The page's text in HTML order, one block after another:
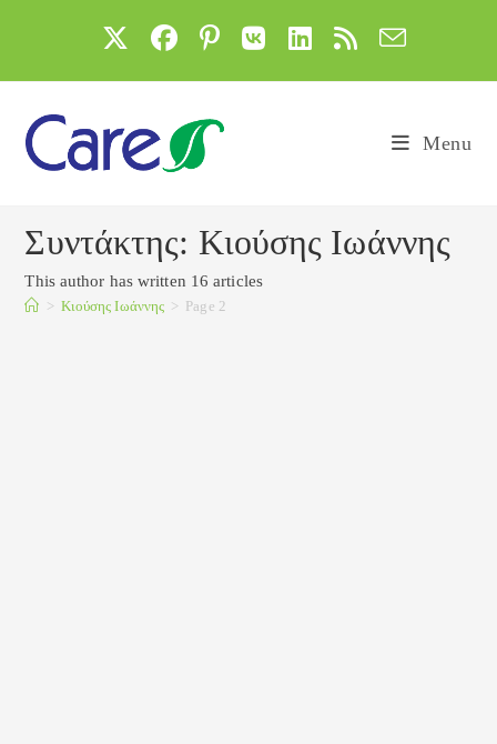
Menu
Συντάκτης: Κιούσης Ιωάννης
This author has written 16 articles
> Κιούσης Ιωάννης > Page 2